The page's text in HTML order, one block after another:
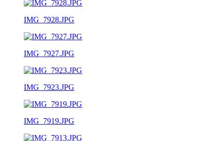
IMG_7928.JPG
IMG_7927.JPG
IMG_7923.JPG
IMG_7919.JPG